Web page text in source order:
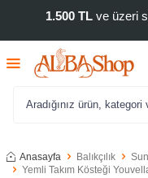
1.500 TLve üzeri
Anasayfa Balıkçılık
Yemli Takım Kösteği